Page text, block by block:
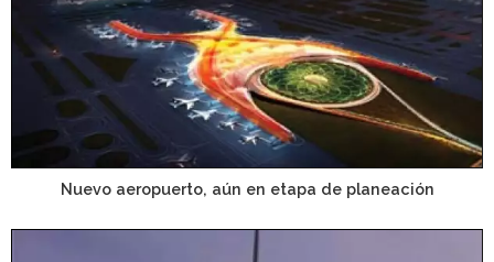
Nuevo aeropuerto, aún en etapa de planeación